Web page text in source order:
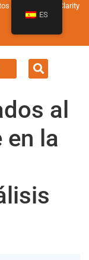
periódicos HDClarity
al
en la
ES